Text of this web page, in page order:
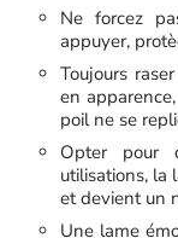
Ne forcez
appuyer,
Toujours
en
poil ne se
Opter pour
utilisations, la
et devient un
Une lame